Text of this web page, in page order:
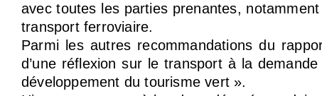
avec toutes les parties prenantes,
transport ferroviaire.
Parmi les autres recommandations du
d’une réflexion sur le transport à la
développement du tourisme vert ».